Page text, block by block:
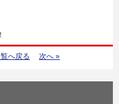
へ戻る 次へ »